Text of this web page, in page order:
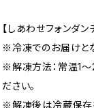
【しあわせフォンダ
※冷凍でのお届けと
※解凍方法：常温1
ださい。
※解凍後は冷蔵保存